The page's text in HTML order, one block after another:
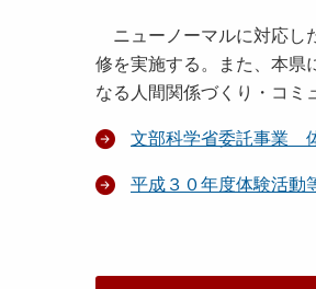
ニューノーマルに対応し
修を実施する。また、本県
なる人間関係づくり・コミ
文部科学省委託事業
平成３０年度体験活